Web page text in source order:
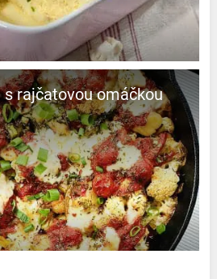
s rajčatovou omáčkou